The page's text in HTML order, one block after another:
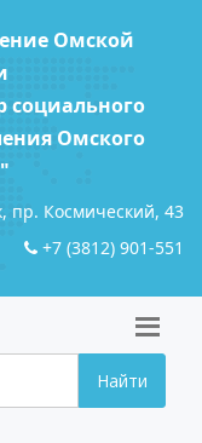
Омской
социального
Омского
пр. Космический, 43
+7 (3812) 901-551
Найти